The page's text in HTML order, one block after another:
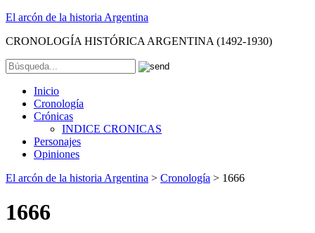
El arcón de la historia Argentina
CRONOLOGÍA HISTÓRICA ARGENTINA (1492-1930)
Inicio
Cronología
Crónicas
INDICE CRONICAS
Personajes
Opiniones
El arcón de la historia Argentina > Cronología > 1666
1666